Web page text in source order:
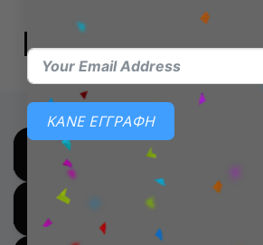
ΚΑΝΕ ΕΓΓΡΑΦΗ
SHOP BY BRANDS
SHOP FOR HOT DEALS